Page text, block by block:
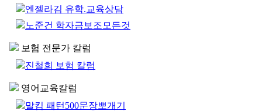
엔젤라김 유학.교육상담
노준건 학자금보조모든것
보험 전문가 칼럼
진철희 보험 칼럼
영어교육칼럼
말킴 패턴500문장뽀개기